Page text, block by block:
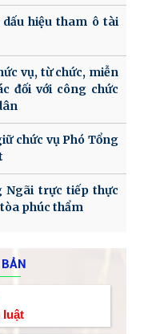
hiệu tham ô tài
vụ, từ chức, miễn
đối với công chức
chức vụ Phó Tổng
Ngãi trực tiếp thực
phúc thẩm
luật